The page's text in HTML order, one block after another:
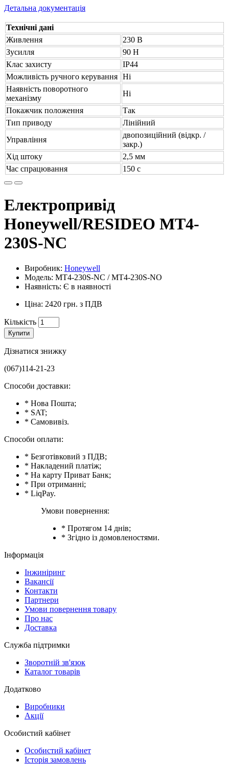
Детальна документація
Технічні дані
Живлення
230 В
Зусилля
90 Н
Клас захисту
IP44
Можливість ручного керування Ні
Наявність поворотного
механізму
Ні
Покажчик положення
Так
Тип приводу
Лінійний
Управління
двопозиційний (відкр. /
закр.)
Хід штоку
2,5 мм
Час спрацювання
150 с
Електропривід
Honeywell/RESIDEO MT4-
230S-NC
Виробник: Honeywell
Модель: MT4-230S-NC / MT4-230S-NO
Наявність: Є в наявності
Ціна: 2420 грн. з ПДВ
Кількість
Купити
Дізнатися знижку
(067)114-21-23
Способи доставки:
* Нова Пошта;
* SAT;
* Самовивіз.
Способи оплати:
* Безготівковий з ПДВ;
* Накладений платіж;
* На карту Приват Банк;
* При отриманні;
* LiqPay.
Умови повернення:
* Протягом 14 днів;
* Згідно із домовленостями.
Інформація
Інжиніринг
Вакансії
Контакти
Партнери
Умови повернення товару
Про нас
Доставка
Служба підтримки
Зворотній зв'язок
Каталог товарів
Додатково
Виробники
Акції
Особистий кабінет
Особистий кабінет
Історія замовлень